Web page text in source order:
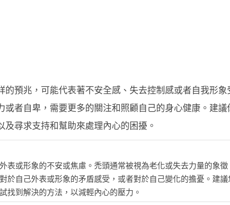
的預兆，可能代表著不安全感、失去控制感或者自我形
者自卑，需要更多的關注和照顧自己的身心健康。建議
尋求支持和幫助來處理內心的困擾。
表或形象的不安或焦慮。禿頭通常被視為老化或失去力量的象
於自己外表或形象的矛盾感受，或者對於自己變化的擔憂。建
找到解決的方法，以減輕內心的壓力。